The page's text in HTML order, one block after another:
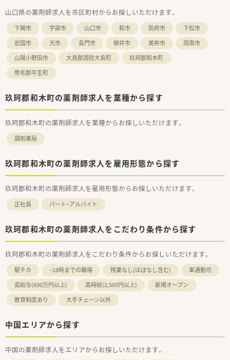
を超えて社会に貢献する活動も積極的に行っています。
【職場環境と雰囲気】
■在宅専用の社用車が用意されているなど、薬剤師が円滑に業務
を進められるよう設備面での配慮が行き届いています。
■ケアマネジャーなどの外部専門職からも厚い信頼をいただい
ており、多職種連携がスムーズで相談しやすい雰囲気です。
■地域の多様なニーズに応える中で、スタッフ同士が互いに協力
山口県の薬剤師求人を市区町村からお探しいただけます。
下関市 宇部市 山口市 萩市 防府市
下松市
岩国市
光市 長門市 柳井市 美祢市
周南市
山陽小野田市
大島郡周防大島町
玖珂郡和木町
熊毛郡平生町
玖珂郡和木町の薬剤師求人を業種から探す
玖珂郡和木町の薬剤師求人を業種からお探しいただけます。
調剤薬局
玖珂郡和木町の薬剤師求人を雇用形態から探す
玖珂郡和木町の薬剤師求人を雇用形態からお探しいただけます。
正社員 パート・アルバイト
玖珂郡和木町の薬剤師求人をこだわり条件から探す
玖珂郡和木町の薬剤師求人をこだわり条件からお探しいただけます。
駅チカ ~18時までの職場 残業なし(ほぼなし含む)
車通勤可
高給与(600万円以上)
高時給(2,500円以上)
新規オープン
教育制度あり
大手チェーン以外
中国エリアから探す
中国の薬剤師求人をエリアからお探しいただけます。